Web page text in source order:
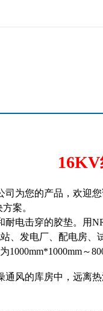
16KV
司为您的产品，欢迎
案。
耐电击穿的胶垫。用
、发电厂、配电房
1000mm*1000mm～
通风的库房中，远离